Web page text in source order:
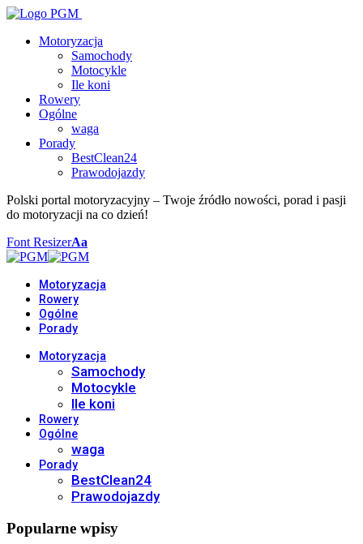
Motoryzacja
Samochody
Motocykle
Ile koni
Rowery
Ogólne
waga
Porady
BestClean24
Prawodojazdy
Polski portal motoryzacyjny – Twoje źródło nowości, porad i pasji
do motoryzacji na co dzień!
Font ResizerAa
Motoryzacja
Rowery
Ogólne
Porady
Motoryzacja
Samochody
Motocykle
Ile koni
Rowery
Ogólne
waga
Porady
BestClean24
Prawodojazdy
Popularne wpisy